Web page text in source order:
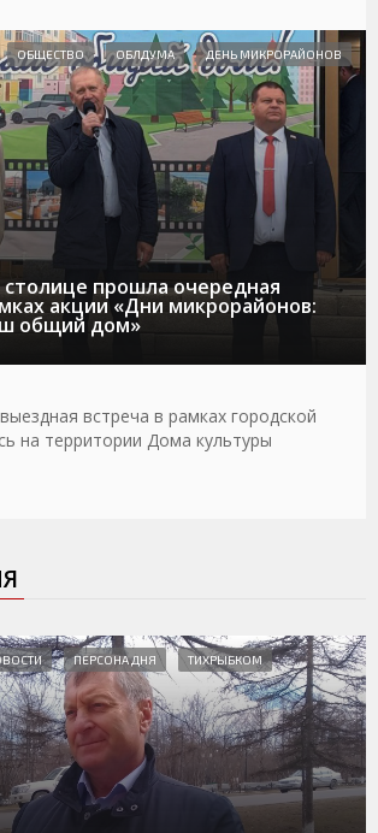
прошла очередная
акции «Дни микрорайонов:
общий дом»
ОБЩЕСТВО ОБЛДУМА ДЕНЬ МИКРОРАЙОНОВ
встреча в рамках городской
на территории Дома культуры
ПЕРСОНА ДНЯ ТИХРЫБКОМ